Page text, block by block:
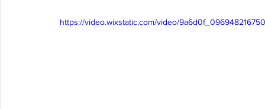
https://video.wixstatic.com/video/